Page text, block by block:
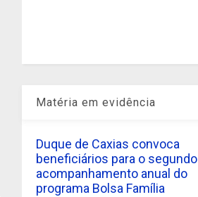
Matéria em evidência
Duque de Caxias convoca
beneficiários para o segundo
acompanhamento anual do
programa Bolsa Família